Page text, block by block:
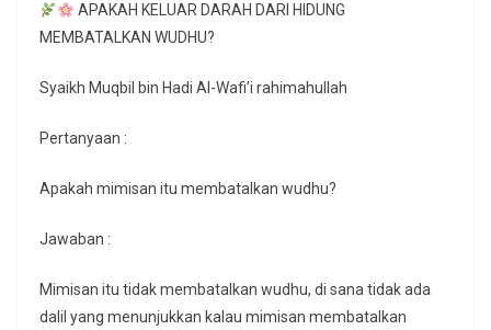
APAKAH KELUAR DARAH DARI HIDUNG
MEMBATALKAN WUDHU?
Syaikh Muqbil bin Hadi Al-Wafi’i rahimahullah
Pertanyaan :
Apakah mimisan itu membatalkan wudhu?
Jawaban :
Mimisan itu tidak membatalkan wudhu, di sana tidak ada
dalil yang menunjukkan kalau mimisan membatalkan